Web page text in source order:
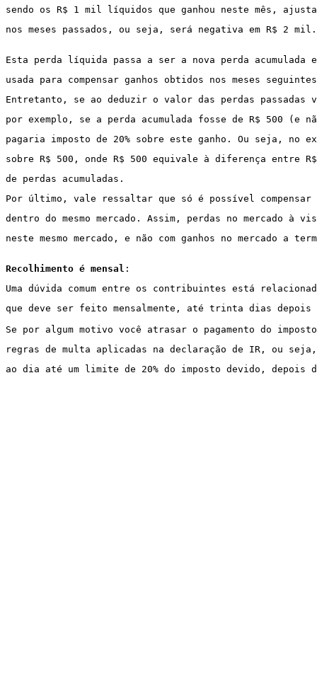
sendo os R$ 1 mil líquidos que ganhou neste mês,
nos meses passados, ou seja, será negativa em R$ 2 mil.
Esta perda líquida passa a ser a nova perda acumulada
usada para compensar ganhos obtidos nos meses
Entretanto, se ao deduzir o valor das perdas
por exemplo, se a perda acumulada fosse de R$ 500 (e
pagaria imposto de 20% sobre este ganho. Ou seja, no
sobre R$ 500, onde R$ 500 equivale à diferença entre
de perdas acumuladas.
Por último, vale ressaltar que só é possível compensar
dentro do mesmo mercado. Assim, perdas no mercado à
neste mesmo mercado, e não com ganhos no mercado a
Recolhimento é mensal :
Uma dúvida comum entre os contribuintes está
que deve ser feito mensalmente, até trinta dias
Se por algum motivo você atrasar o pagamento do
regras de multa aplicadas na declaração de IR, ou
ao dia até um limite de 20% do imposto devido,